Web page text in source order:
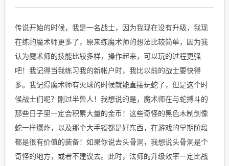
传说开始的时候，我是一名战士，因为我现在没有升级，我现
在练的魔术师更多了，原来练魔术师的想法比较简单，因为我
认为魔术师的技能比较多样，操作起来，可以玩的过程更强
吧！我记得当我练习我的新帐户时，我比以前的战士要快得
多。我记得魔术师有火球的时候就能直接玩蛇了，但是这个时
候战士们呢？刚过半兽人！我想说的是，魔术师在与蛇搏斗的
那些日子里一定会积累大量的金币！这些奇怪的黑色木制剑像
蛇一样爆炸，以及那个大手镯都是好东西，在游戏的早期阶段
都是很有价值的装备！如果你说去头骨洞，我想说头骨洞是个
奇怪的地方，或者不建议去。此时，法师的升级效率一定比战